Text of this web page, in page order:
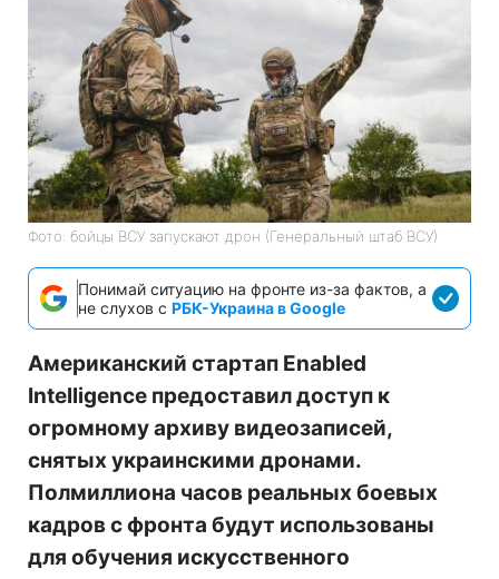
Фото: бойцы ВСУ запускают дрон (Генеральный штаб ВСУ)
Понимай ситуацию на фронте из-за фактов, а
не слухов с РБК-Украина в Google
Американский стартап Enabled
Intelligence предоставил доступ к
огромному архиву видеозаписей,
снятых украинскими дронами.
Полмиллиона часов реальных боевых
кадров с фронта будут использованы
для обучения искусственного